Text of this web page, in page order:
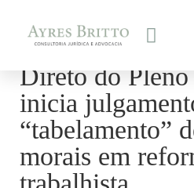
Direto do
inicia
“tabelamento”
morais em